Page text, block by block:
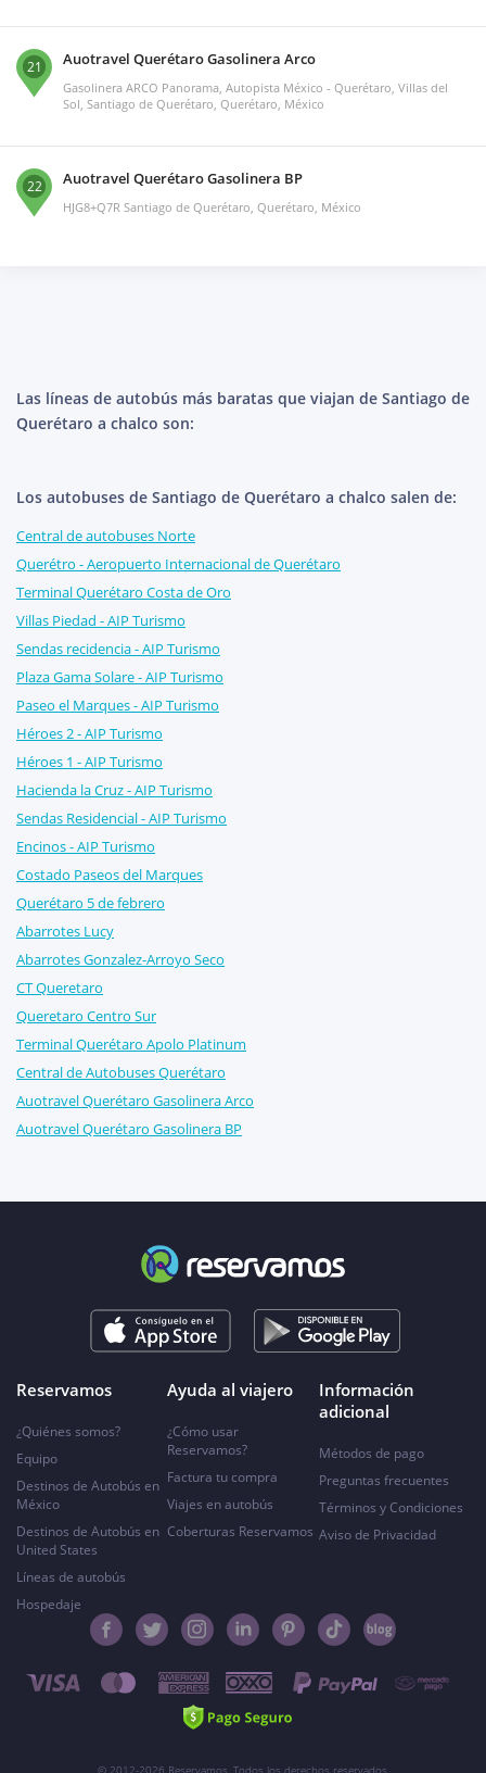
21 Auotravel Querétaro Gasolinera Arco
Gasolinera ARCO Panorama, Autopista México - Querétaro, Villas del
Sol, Santiago de Querétaro, Querétaro, México
22 Auotravel Querétaro Gasolinera BP
HJG8+Q7R Santiago de Querétaro, Querétaro, México
Las líneas de autobús más baratas que viajan de Santiago de
Querétaro a chalco son:
Los autobuses de Santiago de Querétaro a chalco salen de:
Central de autobuses Norte
Querétro - Aeropuerto Internacional de Querétaro
Terminal Querétaro Costa de Oro
Villas Piedad - AIP Turismo
Sendas recidencia - AIP Turismo
Plaza Gama Solare - AIP Turismo
Paseo el Marques - AIP Turismo
Héroes 2 - AIP Turismo
Héroes 1 - AIP Turismo
Hacienda la Cruz - AIP Turismo
Sendas Residencial - AIP Turismo
Encinos - AIP Turismo
Costado Paseos del Marques
Querétaro 5 de febrero
Abarrotes Lucy
Abarrotes Gonzalez-Arroyo Seco
CT Queretaro
Queretaro Centro Sur
Terminal Querétaro Apolo Platinum
Central de Autobuses Querétaro
Auotravel Querétaro Gasolinera Arco
Auotravel Querétaro Gasolinera BP
Reservamos
¿Quiénes somos?
Equipo
Destinos de Autobús en
México
Destinos de Autobús en
United States
Líneas de autobús
Hospedaje
Ayuda al viajero
¿Cómo usar
Reservamos?
Factura tu compra
Viajes en autobús
Coberturas Reservamos
Información
adicional
Métodos de pago
Preguntas frecuentes
Términos y Condiciones
Aviso de Privacidad